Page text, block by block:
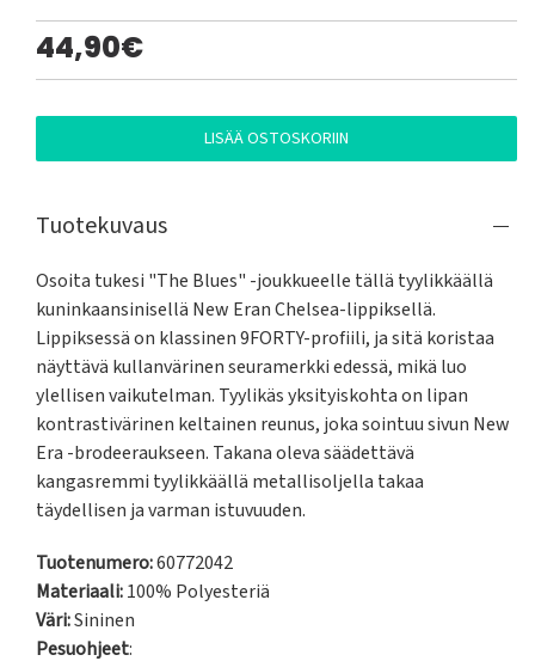
44,90€
LISÄÄ OSTOSKORIIN
Tuotekuvaus
Osoita tukesi "The Blues" -joukkueelle tällä tyylikkäällä
kuninkaansinisellä New Eran Chelsea-lippiksellä.
Lippiksessä on klassinen 9FORTY-profiili, ja sitä koristaa
näyttävä kullanvärinen seuramerkki edessä, mikä luo
ylellisen vaikutelman. Tyylikäs yksityiskohta on lipan
kontrastivärinen keltainen reunus, joka sointuu sivun New
Era -brodeeraukseen. Takana oleva säädettävä
kangasremmi tyylikkäällä metallisoljella takaa
täydellisen ja varman istuvuuden.
Tuotenumero:60772042
Materiaali:100% Polyesteriä
Väri:Sininen
Pesuohjeet: